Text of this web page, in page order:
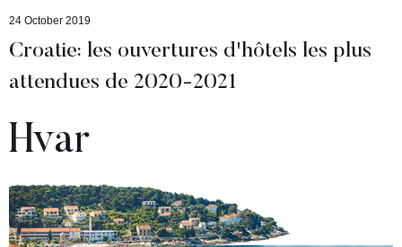
24 October 2019
Croatie: les ouvertures d'hôtels les plus
attendues de 2020-2021
Hvar